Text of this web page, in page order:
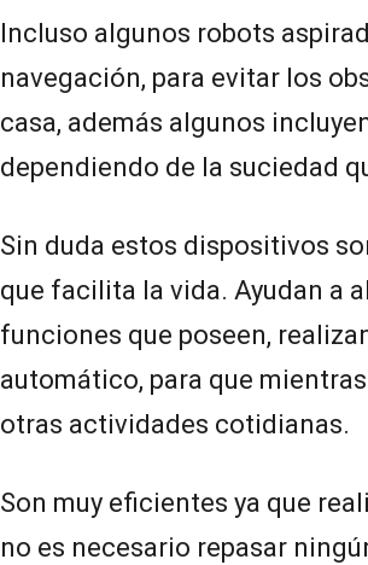
Incluso algunos robots
navegación, para evitar los
casa, además algunos
dependiendo de la suciedad
Sin duda estos dispositivos
que facilita la vida. Ayudan a
funciones que poseen,
automático, para que
otras actividades cotidianas.
Son muy eficientes ya que
no es necesario repasar